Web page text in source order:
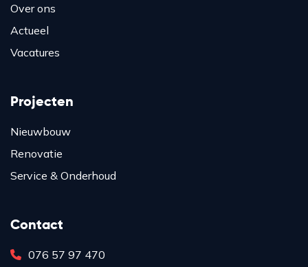
Over ons
Actueel
Vacatures
Projecten
Nieuwbouw
Renovatie
Service & Onderhoud
Contact
076 57 97 470